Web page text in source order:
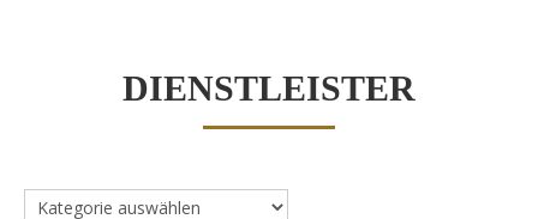
DIENSTLEISTER
Dienstleister